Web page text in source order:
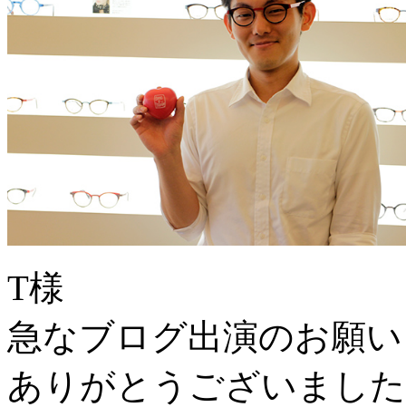
T様
急なブログ出演のお願
ありがとうございまし